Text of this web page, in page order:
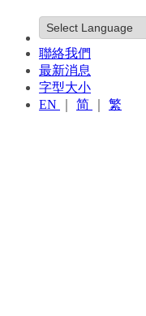
聯絡我們
最新消息
字型大小
EN
简 繁